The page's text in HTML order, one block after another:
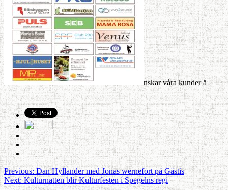
Ovriga
nskar våra kunder ä
Previous:Dan Hyllander med Jonas wernefort på Gästis
Next:Kulturnatten blir Kulturfesten i Spegelns regi